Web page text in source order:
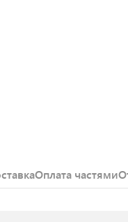
Оплата частями